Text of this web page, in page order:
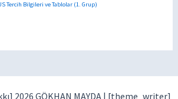
Tercih Bilgileri ve Tablolar (1. Grup)
2026 GÖKHAN MAYDA | [theme_writer]